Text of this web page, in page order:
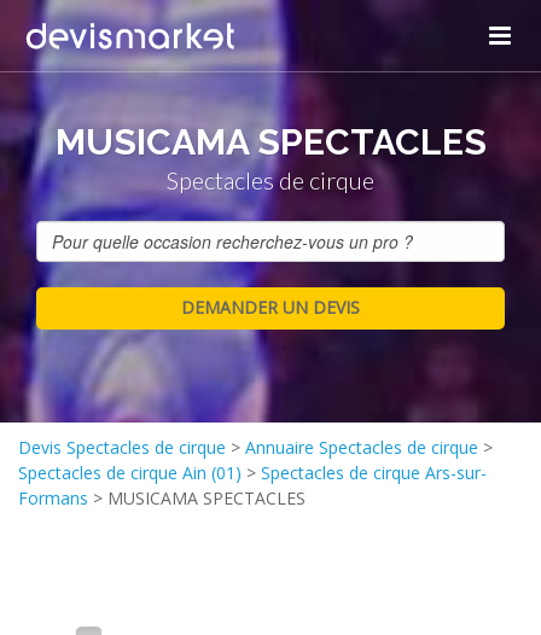
MUSICAMA SPECTACLES
Spectacles de cirque
Devis Spectacles de cirque > Annuaire Spectacles de cirque >
Spectacles de cirque Ain (01) > Spectacles de cirque Ars-sur-
Formans > MUSICAMA SPECTACLES